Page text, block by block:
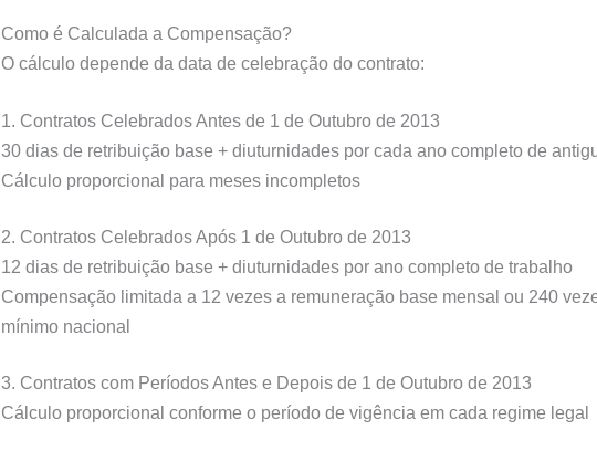
Como é Calculada a Compensação?
O cálculo depende da data de celebração do contrato:
1. Contratos Celebrados Antes de 1 de Outubro de 2013
30 dias de retribuição base + diuturnidades por cada ano completo de
Cálculo proporcional para meses incompletos
2. Contratos Celebrados Após 1 de Outubro de 2013
12 dias de retribuição base + diuturnidades por ano completo de trabalho
Compensação limitada a 12 vezes a remuneração base mensal ou 240
mínimo nacional
3. Contratos com Períodos Antes e Depois de 1 de Outubro de 2013
Cálculo proporcional conforme o período de vigência em cada regime legal